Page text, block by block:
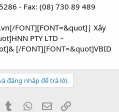
- Fax: (08) 730 89 489
[/FONT][FONT=&quot]| Xây
HNN PTY LTD –
[/FONT][FONT=&quot]VBID
đăng nhập để trả lời.
PinterestTumblr WhatsApp
Email